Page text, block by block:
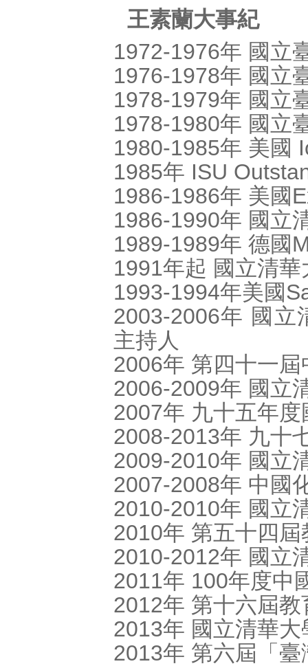
王素蘭大事紀
1972-1976年 國立
1976-1978年 國立
1978-1979年 國立
1978-1980年 國立
1980-1985年 美國
1985年 ISU
1986-1986年 美國
1986-1990年 國立
1989-1989年 德國
1991年起 國立清
1993-1994年美國
2003-2006年 國立
主持人
2006年 第四十一
2006-2009年 國立
2007年 九十五年
2008-2013年 九十
2009-2010年 國立
2007-2008年 中國
2010-2010年 國立
2010年 第五十四
2010-2012年 國立
2011年 100年度中
2012年 第十六屆
2013年 國立清華
2013年 第六屆「